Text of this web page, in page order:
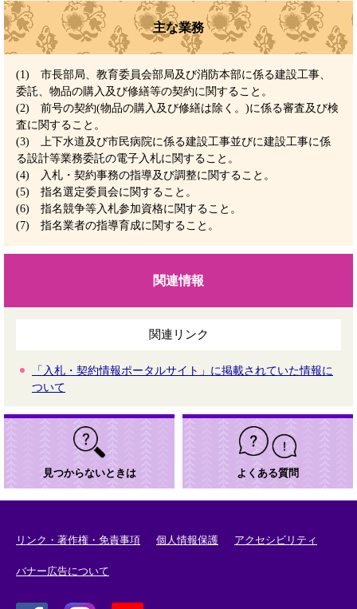
主な業務
(1) 市長部局、教育委員会部局及び消防本部に係る建設工事、
委託、物品の購入及び修繕等の契約に関すること。
(2) 前号の契約(物品の購入及び修繕は除く。)に係る審査及び検
査に関すること。
(3) 上下水道及び市民病院に係る建設工事並びに建設工事に係
る設計等業務委託の電子入札に関すること。
(4) 入札・契約事務の指導及び調整に関すること。
(5) 指名選定委員会に関すること。
(6) 指名競争等入札参加資格に関すること。
(7) 指名業者の指導育成に関すること。
関連情報
関連リンク
「入札・契約情報ポータルサイト」に掲載されていた情報に
ついて
見つからないときは よくある質問
リンク・著作権・免責事項 個人情報保護 アクセシビリティ
バナー広告について